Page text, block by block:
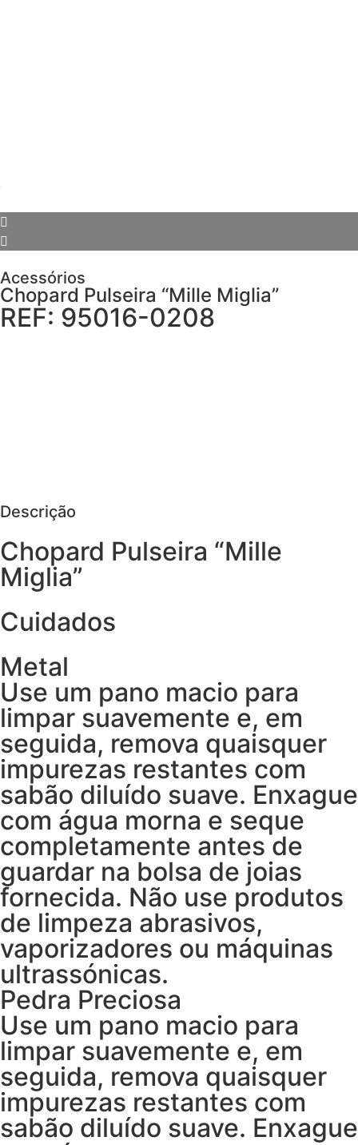
Acessórios
Chopard Pulseira “Mille Miglia”
REF: 95016-0208
Descrição
Chopard Pulseira “Mille
Miglia”
Cuidados
Metal
Use um pano macio para
limpar suavemente e, em
seguida, remova quaisquer
impurezas restantes com
sabão diluído suave. Enxague
com água morna e seque
completamente antes de
guardar na bolsa de joias
fornecida. Não use produtos
de limpeza abrasivos,
vaporizadores ou máquinas
ultrassónicas.
Pedra Preciosa
Use um pano macio para
limpar suavemente e, em
seguida, remova quaisquer
impurezas restantes com
sabão diluído suave. Enxague